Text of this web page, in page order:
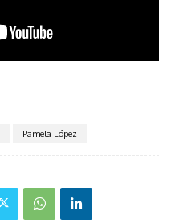
Pamela López